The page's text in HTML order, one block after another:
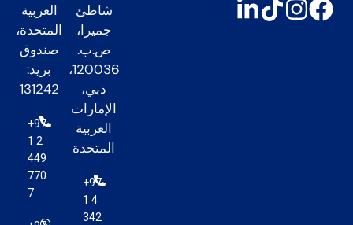
شاطئ
جميرا،
ص.ب.
120036،
دبي،
الإمارات
العربية
المتحدة
+97
1 4
342
العربية
المتحدة،
صندوق
بريد:
131242
+97
1 2
449
770
7